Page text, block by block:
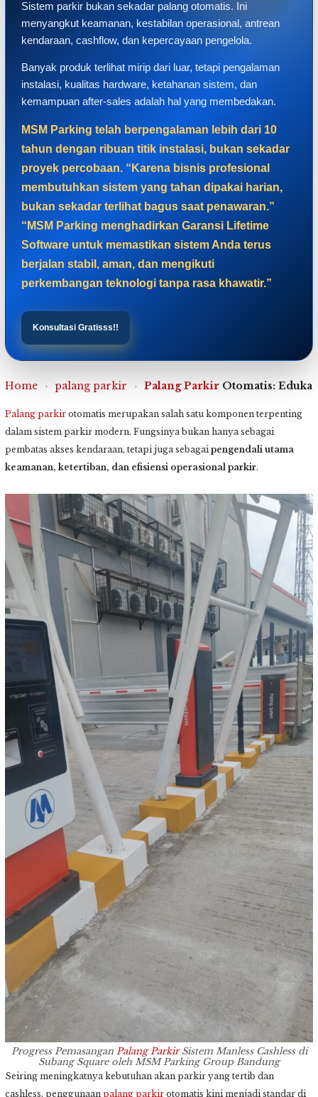
Sistem parkir bukan sekadar palang otomatis. Ini
menyangkut keamanan, kestabilan operasional, antrean
kendaraan, cashflow, dan kepercayaan pengelola.
Banyak produk terlihat mirip dari luar, tetapi pengalaman
instalasi, kualitas hardware, ketahanan sistem, dan
kemampuan after-sales adalah hal yang membedakan.
MSM Parking telah berpengalaman lebih dari 10
tahun dengan ribuan titik instalasi, bukan sekadar
proyek percobaan. “Karena bisnis profesional
membutuhkan sistem yang tahan dipakai harian,
bukan sekadar terlihat bagus saat penawaran.”
“MSM Parking menghadirkan Garansi Lifetime
Software untuk memastikan sistem Anda terus
berjalan stabil, aman, dan mengikuti
perkembangan teknologi tanpa rasa khawatir.”
Konsultasi Gratisss!!
Home › palang parkir › Palang Parkir Otomatis:
Palang parkir otomatis merupakan salah satu komponen terpenting
dalam sistem parkir modern. Fungsinya bukan hanya sebagai
pembatas akses kendaraan, tetapi juga sebagaipengendali utama
keamanan, ketertiban, dan efisiensi operasional parkir.
Progress Pemasangan Palang ParkirSistem Manless Cashless di
Subang Square oleh MSM Parking Group Bandung
Seiring meningkatnya kebutuhan akan parkir yang tertib dan
cashless, penggunaan palang parkir otomatis kini menjadi standar di